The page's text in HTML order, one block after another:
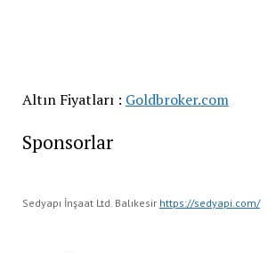
Altın Fiyatları : Goldbroker.com
Sponsorlar
Sedyapı İnşaat Ltd. Balıkesir https://sedyapi.com/